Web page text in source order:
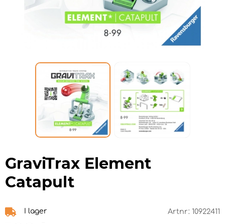
GraviTrax Element
Catapult
I lager Artnr: 10922411